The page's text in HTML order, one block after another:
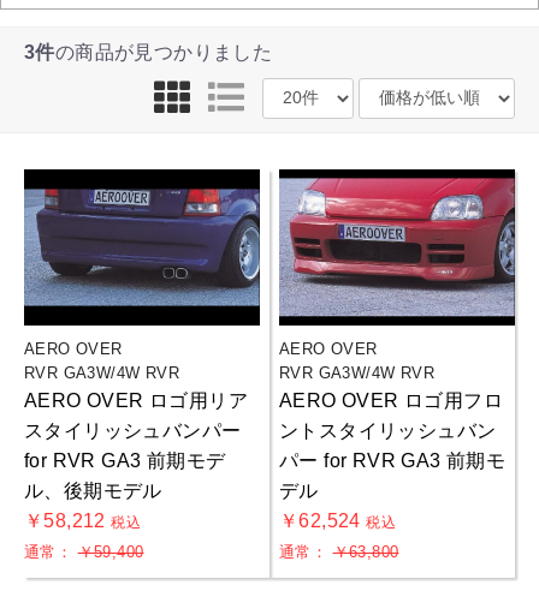
3件の商品が見つかりました
AERO OVER
RVR GA3W/4W RVR
AERO OVER ロゴ用リア
スタイリッシュバンパー
for RVR GA3 前期モデ
ル、後期モデル
￥58,212税込
通常：￥59,400
AERO OVER
RVR GA3W/4W RVR
AERO OVER ロゴ用フロ
ントスタイリッシュバン
パー for RVR GA3 前期モ
デル
￥62,524税込
通常：￥63,800